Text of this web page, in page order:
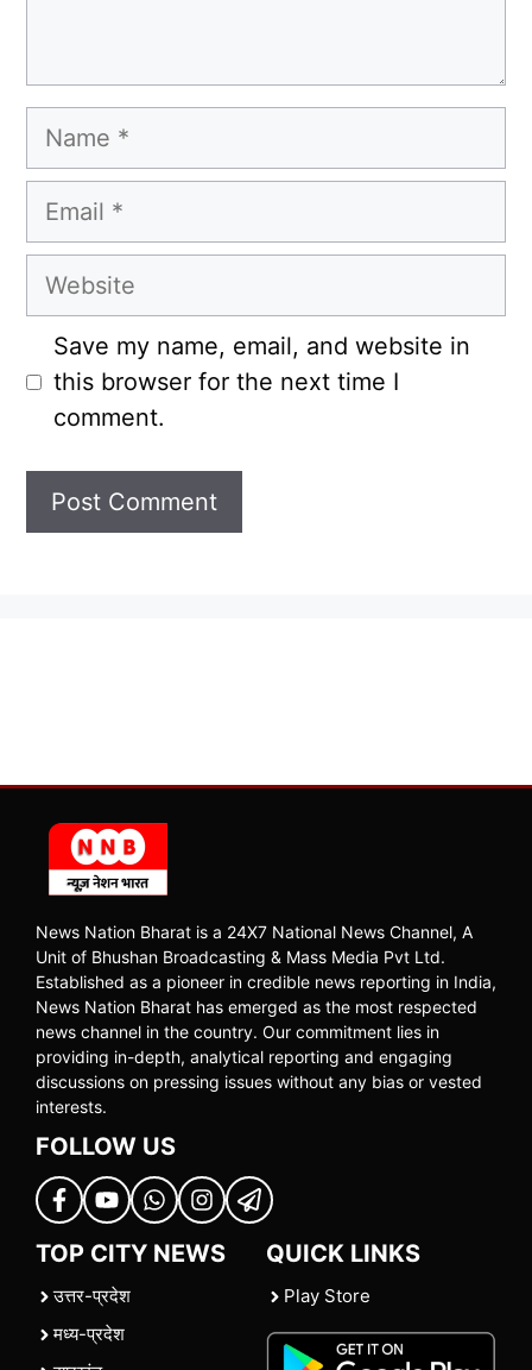
Name
Email
Website
Save my name, email, and website in
this browser for the next time I
comment.
News Nation Bharat is a 24X7 National News Channel, A
Unit of Bhushan Broadcasting & Mass Media Pvt Ltd.
Established as a pioneer in credible news reporting in India,
News Nation Bharat has emerged as the most respected
news channel in the country. Our commitment lies in
providing in-depth, analytical reporting and engaging
discussions on pressing issues without any bias or vested
interests.
FOLLOW US
TOP CITY NEWS
उत्तर-प्रदेश
मध्य-प्रदेश
QUICK LINKS
Play Store